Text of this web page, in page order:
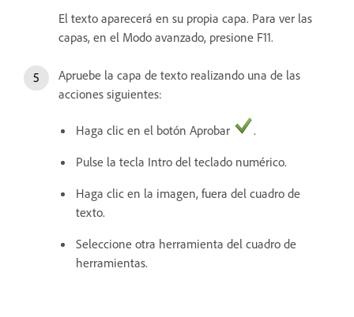
El texto aparecerá en su propia capa. Para ver las
capas, en el Modo avanzado, presione F11.
Apruebe la capa de texto realizando una de las
acciones siguientes:
Haga clic en el botón Aprobar
.
Pulse la tecla Intro del teclado numérico.
Haga clic en la imagen, fuera del cuadro de
texto.
Seleccione otra herramienta del cuadro de
herramientas.